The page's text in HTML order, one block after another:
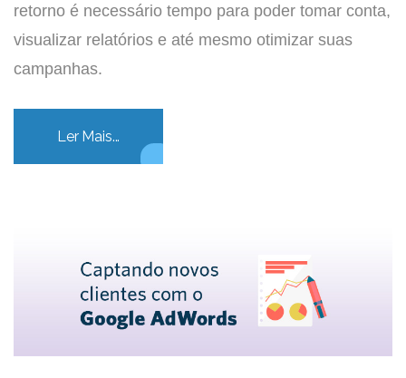
retorno é necessário tempo para poder tomar conta,
visualizar relatórios e até mesmo otimizar suas
campanhas.
Ler Mais...